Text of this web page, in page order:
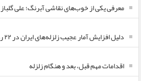
معرفی یکی از خوب‌های نقاشی آبرنگ؛ علی گلباز
دلیل افزایش آمار عجیب زلزله‌های ایران در ۲۲ روز اخیر
اقدامات مهم قبل، بعد و هنگام زلزله